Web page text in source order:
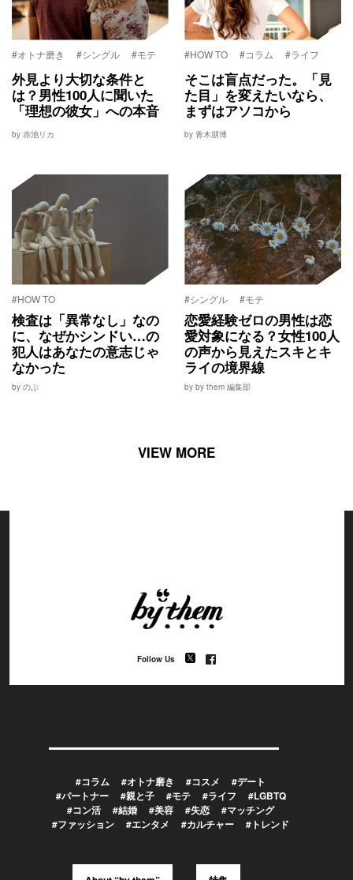
#オトナ磨き #シングル #モテ
外見より大切な条件と
は？男性100人に聞いた
「理想の彼女」への本音
by 赤池リカ
#HOW TO #コラム #ライフ
そこは盲点だった。「見
た目」を変えたいなら、
まずはアソコから
by 青木朋博
#HOW TO
検査は「異常なし」なの
に、なぜかシンドい…の
犯人はあなたの意志じゃ
なかった
by のぶ
#シングル #モテ
恋愛経験ゼロの男性は恋
愛対象になる？女性100人
の声から見えたスキとキ
ライの境界線
by by them 編集部
VIEW MORE
Follow Us
#コラム #オトナ磨き #コスメ
#デート
#パートナー
#親と子 #モテ #ライフ
#LGBTQ
#コン活
#結婚 #美容 #失恋
#マッチング
#ファッション
#エンタメ #カルチャー #トレンド